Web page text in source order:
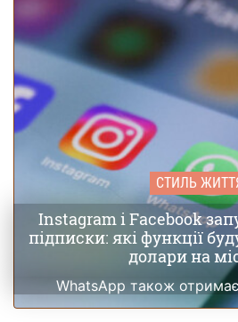
СТИЛЬ
Instagram і Facebook
підписки: які функції
долари на
WhatsApp також